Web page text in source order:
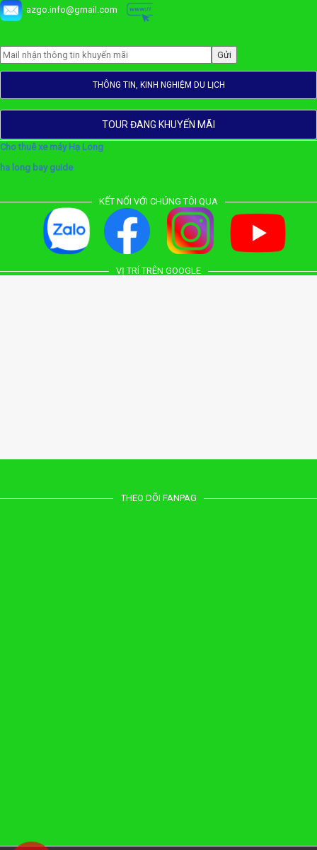
azgo.info@gmail.com
THÔNG TIN, KINH NGHIỆM DU LỊCH
TOUR ĐANG KHUYẾN MÃI
Cho thuê xe máy Hạ Long
ha long bay guide
KẾT NỐI VỚI CHÚNG TÔI QUA
VỊ TRÍ TRÊN GOOGLE
THEO DÕI FANPAG